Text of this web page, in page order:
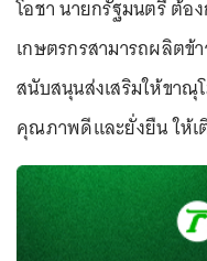
โอชา นายกรัฐมนตรี ต้อ
เกษตรกรสามารถผลิตข้
สนับสนุนส่งเสริมให้ขาณุ
คุณภาพดีและยั่งยืน ให้เ